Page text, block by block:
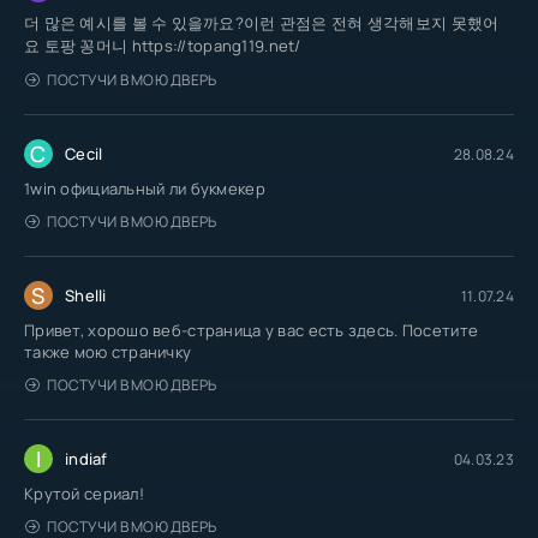
더 많은 예시를 볼 수 있을까요?이런 관점은 전혀 생각해보지 못했어
요 토팡 꽁머니 https://topang119.net/
ПОСТУЧИ В МОЮ ДВЕРЬ
C Cecil 28.08.24
1win официальный ли букмекер
ПОСТУЧИ В МОЮ ДВЕРЬ
S Shelli 11.07.24
Привет, хорошо веб-страница у вас есть здесь. Посетите
также мою страничку
ПОСТУЧИ В МОЮ ДВЕРЬ
I indiaf 04.03.23
Крутой сериал!
ПОСТУЧИ В МОЮ ДВЕРЬ